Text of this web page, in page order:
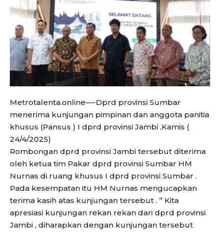
Metrotalenta.online—-Dprd provinsi Sumbar
menerima kunjungan pimpinan dan anggota panitia
khusus (Pansus ) I dprd provinsi Jambi ,Kamis (
24/4/2025)
Rombongan dprd provinsi Jambi tersebut diterima
oleh ketua tim Pakar dprd provinsi Sumbar HM
Nurnas di ruang khusus I dprd provinsi Sumbar .
Pada kesempatan itu HM Nurnas mengucapkan
terima kasih atas kunjungan tersebut . ” Kita
apresiasi kunjungan rekan rekan dari dprd provinsi
Jambi , diharapkan dengan kunjungan tersebut